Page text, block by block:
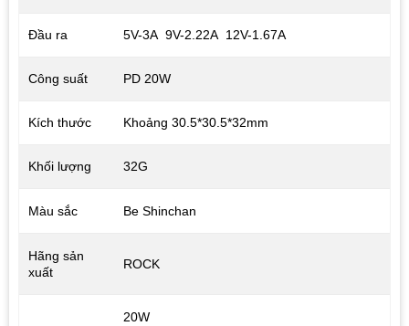
Đầu ra 5V-3A 9V-2.22A 12V-1.67A
Công suất PD 20W
Kích thước Khoảng 30.5*30.5*32mm
Khối lượng 32G
Màu sắc Be Shinchan
Hãng sản
xuất
ROCK
20W